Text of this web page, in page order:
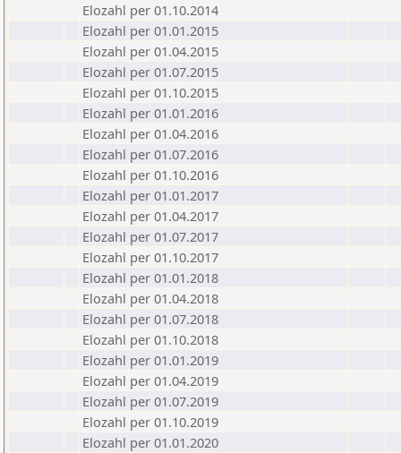
Elozahl per 01.10.2014
Elozahl per 01.01.2015
Elozahl per 01.04.2015
Elozahl per 01.07.2015
Elozahl per 01.10.2015
Elozahl per 01.01.2016
Elozahl per 01.04.2016
Elozahl per 01.07.2016
Elozahl per 01.10.2016
Elozahl per 01.01.2017
Elozahl per 01.04.2017
Elozahl per 01.07.2017
Elozahl per 01.10.2017
Elozahl per 01.01.2018
Elozahl per 01.04.2018
Elozahl per 01.07.2018
Elozahl per 01.10.2018
Elozahl per 01.01.2019
Elozahl per 01.04.2019
Elozahl per 01.07.2019
Elozahl per 01.10.2019
Elozahl per 01.01.2020